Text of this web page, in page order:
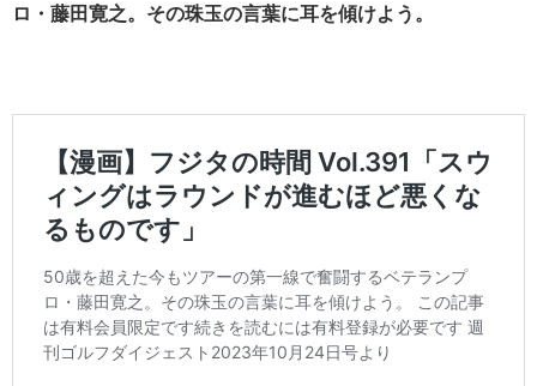
ロ・藤田寛之。その珠玉の言葉に耳を傾けよう。